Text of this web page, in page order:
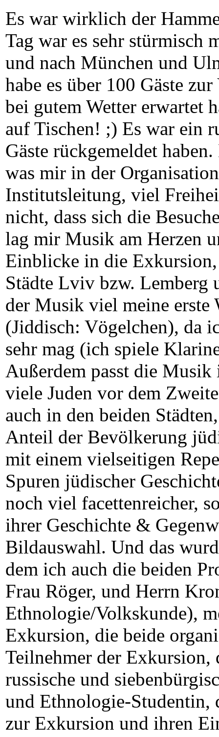
Es war wirklich der
Tag war es sehr stürmisch
und nach München und
habe es über 100 Gäste
bei gutem Wetter erwartet
auf Tischen! ;) Es war ein
Gäste rückgemeldet
was mir in der
Institutsleitung, viel
nicht, dass sich die
lag mir Musik am Herzen
Einblicke in die
Städte Lviv bzw. Lemberg
der Musik viel meine erste
(Jiddisch: Vögelchen), da
sehr mag (ich spiele
Außerdem passt die
viele Juden vor dem
auch in den beiden
Anteil der Bevölkerung
mit einem vielseitigen
Spuren jüdischer
noch viel facettenreicher,
ihrer Geschichte &
Bildauswahl. Und das
dem ich auch die beiden
Frau Röger, und Herrn
Ethnologie/Volkskunde),
Exkursion, die beide
Teilnehmer der Exkursion,
russische und
und Ethnologie-
zur Exkursion und ihren